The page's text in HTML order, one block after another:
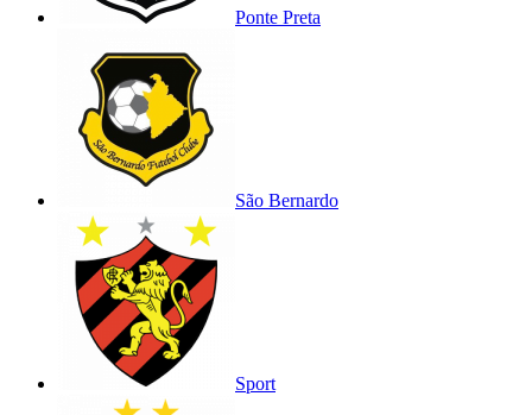
Ponte Preta
São Bernardo
Sport